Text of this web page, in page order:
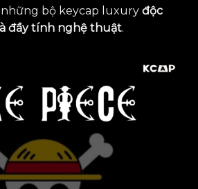
bộ keycap luxury độc
đầy tính nghệ thuật.